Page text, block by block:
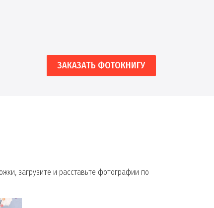
ЗАКАЗАТЬ ФОТОКНИГУ
загрузите и расставьте фотографии по